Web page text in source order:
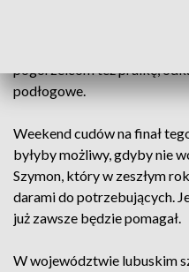
pogorzelcom też pralkę,
podłogowe.
Weekend cudów na finał
byłyby możliwy, gdyby nie
Szymon, który w zeszłym
darami do potrzebujących.
już zawsze będzie pomagał.
W województwie lubuskim